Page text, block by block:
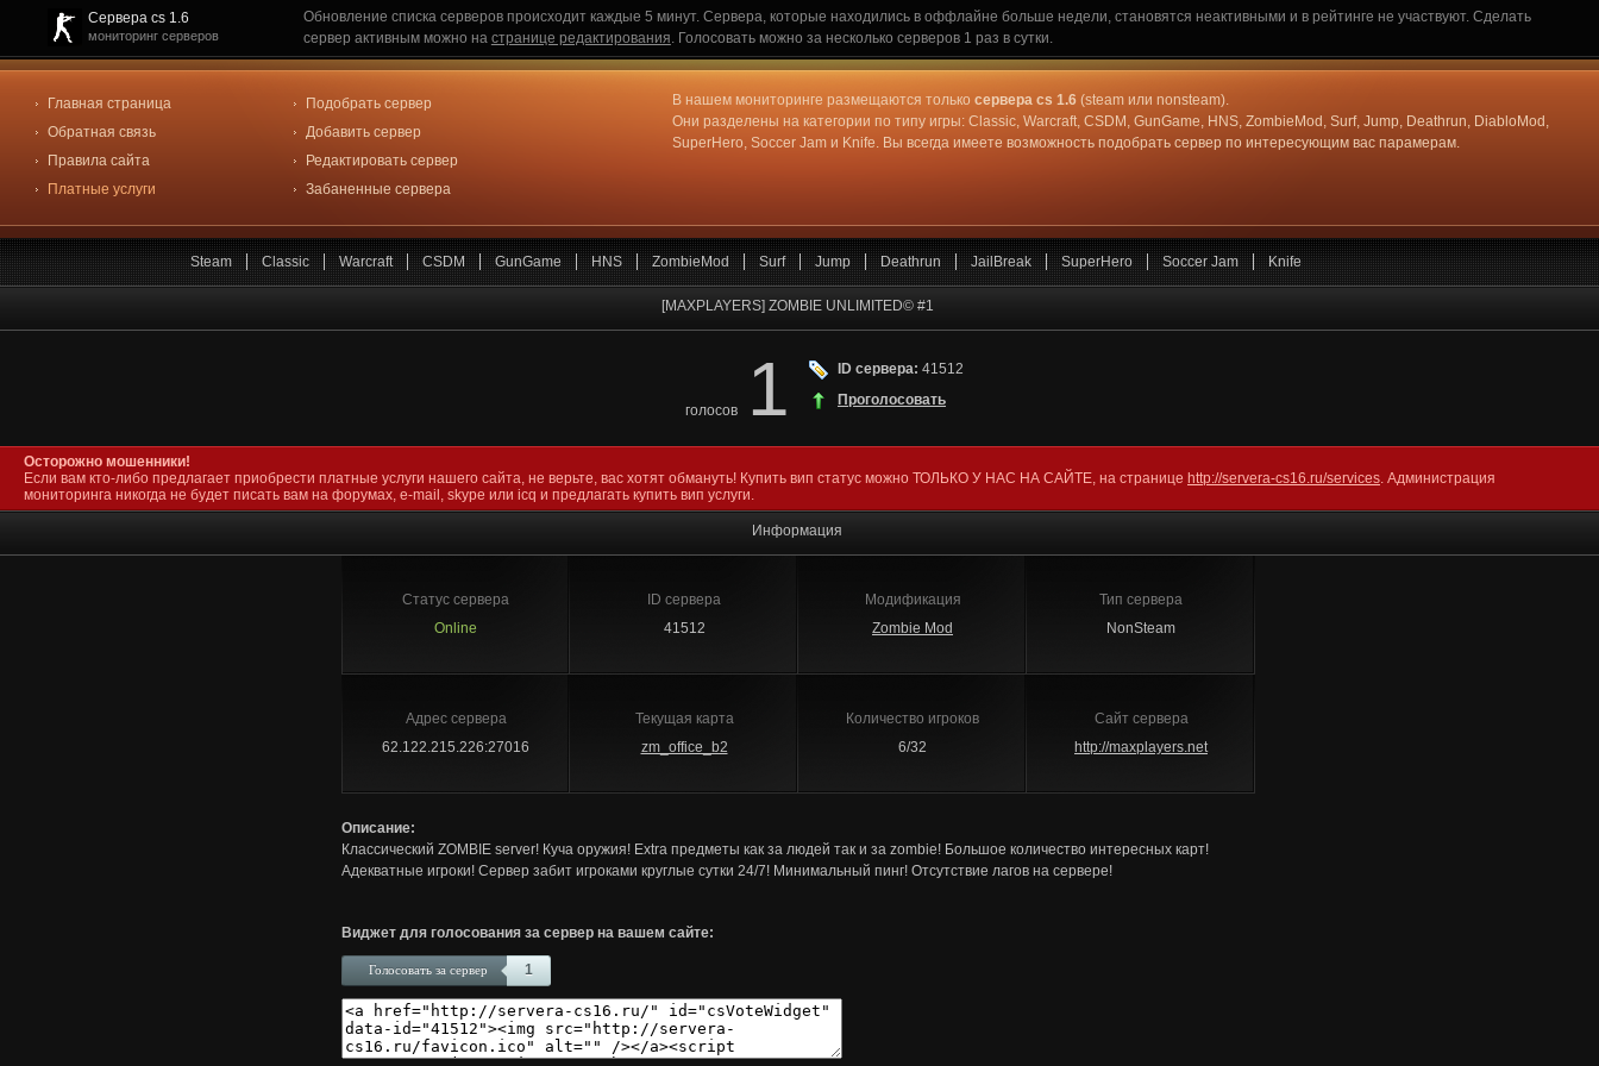
Сервера cs 1.6
мониторинг серверов
Обновление списка серверов происходит каждые 5 минут. Сервера, которые находились в оффлайне больше недели, становятся неактивными и в рейтинге не участвуют. Сделать
сервер активным можно на странице редактирования. Голосовать можно за несколько серверов 1 раз в сутки.
Главная страница
Обратная связь
Правила сайта
Платные услуги
Подобрать сервер
Добавить сервер
Редактировать сервер
Забаненные сервера
В нашем мониторинге размещаются только сервера cs 1.6(steam или nonsteam).
Они разделены на категории по типу игры: Classic, Warcraft, CSDM, GunGame, HNS, ZombieMod, Surf, Jump, Deathrun, DiabloMod,
SuperHero, Soccer Jam и Knife. Вы всегда имеете возможность подобрать сервер по интересующим вас парамерам.
Steam Classic Warcraft CSDM GunGame HNS ZombieMod Surf Jump Deathrun JailBreak SuperHero Soccer Jam Knife
[MAXPLAYERS] ZOMBIE UNLIMITED© #1
голосов 1 ID сервера: 41512
Проголосовать
Осторожно мошенники!
Если вам кто-либо предлагает приобрести платные услуги нашего сайта, не верьте, вас хотят обмануть! Купить вип статус можно ТОЛЬКО У НАС НА САЙТЕ, на странице http://servera-cs16.ru/services. Администрация
мониторинга никогда не будет писать вам на форумах, e-mail, skype или icq и предлагать купить вип услуги.
Информация
Статус сервера
Online
ID сервера
41512
Модификация
Zombie Mod
Тип сервера
NonSteam
Адрес сервера
62.122.215.226:27016
Текущая карта
zm_office_b2
Количество игроков
6/32
Сайт сервера
http://maxplayers.net
Описание:
Классический ZOMBIE server! Куча оружия! Extra предметы как за людей так и за zombie! Большое количество интересных карт!
Адекватные игроки! Сервер забит игроками круглые сутки 24/7! Минимальный пинг! Отсутствие лагов на сервере!
Виджет для голосования за сервер на вашем сайте:
1
Голосовать за сервер